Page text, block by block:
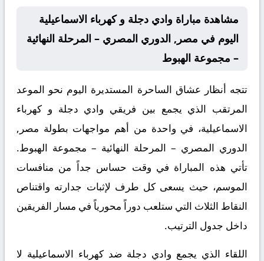
مشاهدة مباراة وادي دجلة و كهرباء الاسماعيلية
اليوم في مصر, الدوري المصري – المرحلة النهائية
– مجموعة الهبوط
تتجه أنظار عشاق الساحرة المستديرة اليوم نحو الموعد
المرتقب الذي يجمع بين فريقي وادي دجلة و كهرباء
الاسماعيلية، في واحدة من أهم مواجهات بطولة مصر,
الدوري المصري – المرحلة النهائية – مجموعة الهبوط.
تأتي هذه المباراة في وقت حساس جداً من منافسات
الموسم، حيث يسعى كل طرف لإثبات جدارته واقتناص
النقاط الثلاث التي ستلعب دوراً محورياً في مسار الفريقين
داخل جدول الترتيب.
اللقاء الذي يجمع وادي دجلة ضد كهرباء الاسماعيلية لا